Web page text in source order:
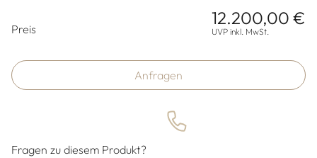
Preis
12.200,00 €
UVP inkl. MwSt.
Anfragen
Fragen zu diesem Produkt?